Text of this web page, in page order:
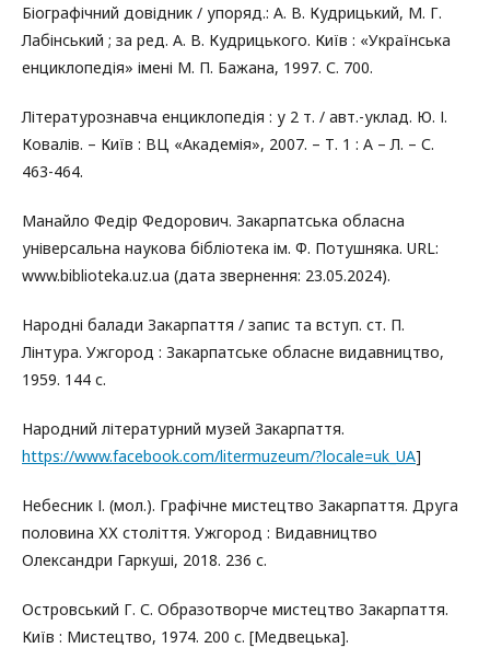
Біографічний довідник / упоряд.: А. В. Кудрицький, М. Г.
Лабінський ; за ред. А. В. Кудрицького. Київ : «Українська
енциклопедія» імені М. П. Бажана, 1997. С. 700.
Літературознавча енциклопедія : у 2 т. / авт.-уклад. Ю. І.
Ковалів. – Київ : ВЦ «Академія», 2007. – Т. 1 : А – Л. – С.
463-464.
Манайло Федір Федорович. Закарпатська обласна
універсальна наукова бібліотека ім. Ф. Потушняка. URL:
www.biblioteka.uz.ua (дата звернення: 23.05.2024).
Народні балади Закарпаття / запис та вступ. ст. П.
Лінтура. Ужгород : Закарпатське обласне видавництво,
1959. 144 с.
Народний літературний музей Закарпаття.
https://www.facebook.com/litermuzeum/?locale=uk_UA]
Небесник І. (мол.). Графічне мистецтво Закарпаття. Друга
половина ХХ століття. Ужгород : Видавництво
Олександри Гаркуші, 2018. 236 с.
Островський Г. С. Образотворче мистецтво Закарпаття.
Київ : Мистецтво, 1974. 200 с. [Медвецька].